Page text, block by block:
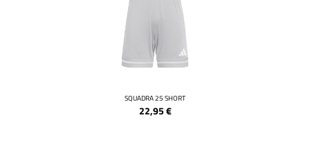
SQUADRA 25 SHORT
22,95€